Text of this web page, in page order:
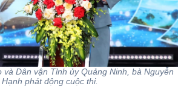
và Dân vận Tỉnh ủy Quảng Ninh, bà Nguyễn
Hạnh phát động cuộc thi.